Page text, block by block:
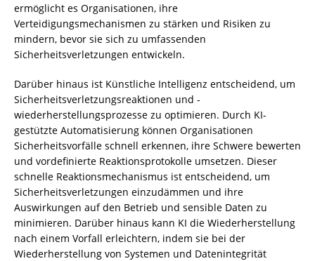
ermöglicht es Organisationen, ihre
Verteidigungsmechanismen zu stärken und Risiken zu
mindern, bevor sie sich zu umfassenden
Sicherheitsverletzungen entwickeln.
Darüber hinaus ist Künstliche Intelligenz entscheidend, um
Sicherheitsverletzungsreaktionen und -
wiederherstellungsprozesse zu optimieren. Durch KI-
gestützte Automatisierung können Organisationen
Sicherheitsvorfälle schnell erkennen, ihre Schwere bewerten
und vordefinierte Reaktionsprotokolle umsetzen. Dieser
schnelle Reaktionsmechanismus ist entscheidend, um
Sicherheitsverletzungen einzudämmen und ihre
Auswirkungen auf den Betrieb und sensible Daten zu
minimieren. Darüber hinaus kann KI die Wiederherstellung
nach einem Vorfall erleichtern, indem sie bei der
Wiederherstellung von Systemen und Datenintegrität